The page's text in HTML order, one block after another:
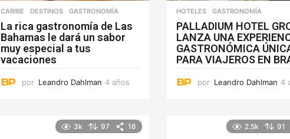
CARIBE ,DESTINOS GASTRONOMÍA
La rica gastronomía de Las
Bahamas le dará un sabor
muy especial a tus
vacaciones
por Leandro Dahlman 4 años
s
HOTELES GASTRONOMÍA
PALLADIUM HOTEL
LANZA UNA
GASTRONÓMICA
PARA VIAJEROS EN
por Leandro Dahlman 4
3k 97 18 2.5k 91